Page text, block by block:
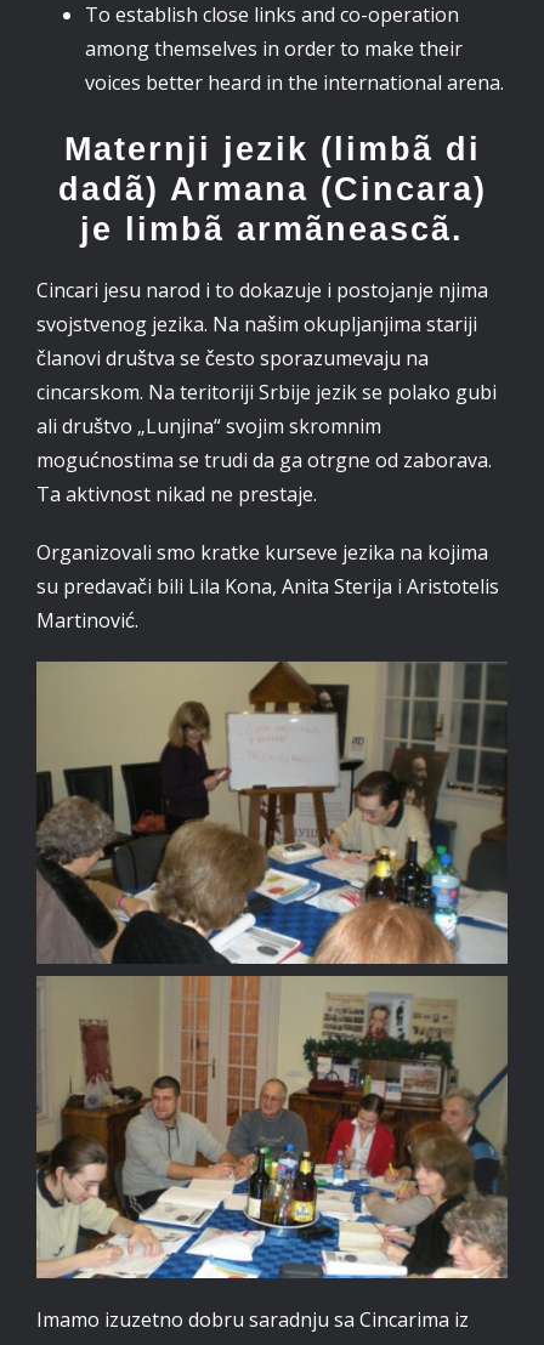
To establish close links and co-operation
among themselves in order to make their
voices better heard in the international arena.
Maternji jezik (limbã di
dadã) Armana (Cincara)
je limbã armãneascã.
Cincari jesu narod i to dokazuje i postojanje njima
svojstvenog jezika. Na našim okupljanjima stariji
članovi društva se često sporazumevaju na
cincarskom. Na teritoriji Srbije jezik se polako gubi
ali društvo „Lunjina“ svojim skromnim
mogućnostima se trudi da ga otrgne od zaborava.
Ta aktivnost nikad ne prestaje.
Organizovali smo kratke kurseve jezika na kojima
su predavači bili Lila Kona, Anita Sterija i Aristotelis
Martinović.
Imamo izuzetno dobru saradnju sa Cincarima iz